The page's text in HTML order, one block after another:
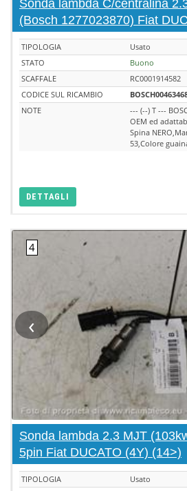
Sonda lambda C/centralina
(Bosch 1277023870) Fiat
TIPOLOGIA
Usato
STATO
Buono
SCAFFALE
RC0001914582
CODICE SUL RICAMBIO
NOTE
--- (--) T ---
OEM ed
Spina
53,Colore
DETTAGLI
‹
Sonda lambda 2.3 MJT
5pin Fiat DUCATO (4Y) (14>)
TIPOLOGIA
Usato